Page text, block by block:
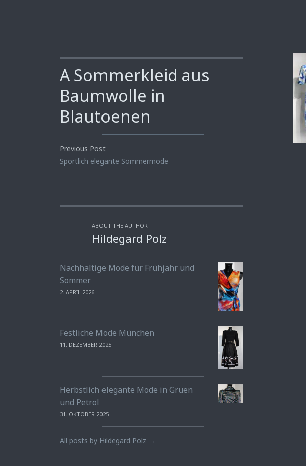
A Sommerkleid aus
Baumwolle in
Blautoenen
Previous Post
Sportlich elegante Sommermode
ABOUT THE AUTHOR
Hildegard Polz
Nachhaltige Mode für Frühjahr und
Sommer
2. APRIL 2026
Festliche Mode München
11. DEZEMBER 2025
Herbstlich elegante Mode in Gruen
und Petrol
31. OKTOBER 2025
All posts by Hildegard Polz →